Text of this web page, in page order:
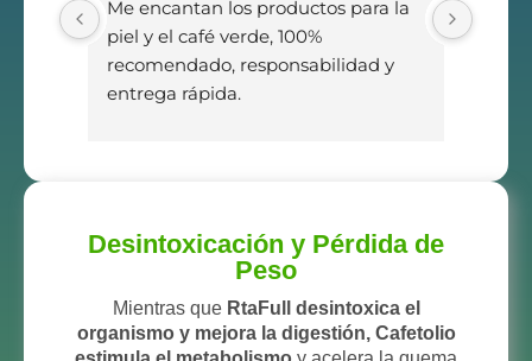
Me encantan los productos para la
piel y el café verde, 100%
recomendado, responsabilidad y
entrega rápida.
Desintoxicación y Pérdida de
Peso
Mientras queRtaFull desintoxica el
organismo y mejora la digestión, Cafetolio